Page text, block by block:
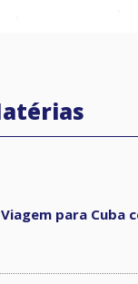
Viagem para Cuba